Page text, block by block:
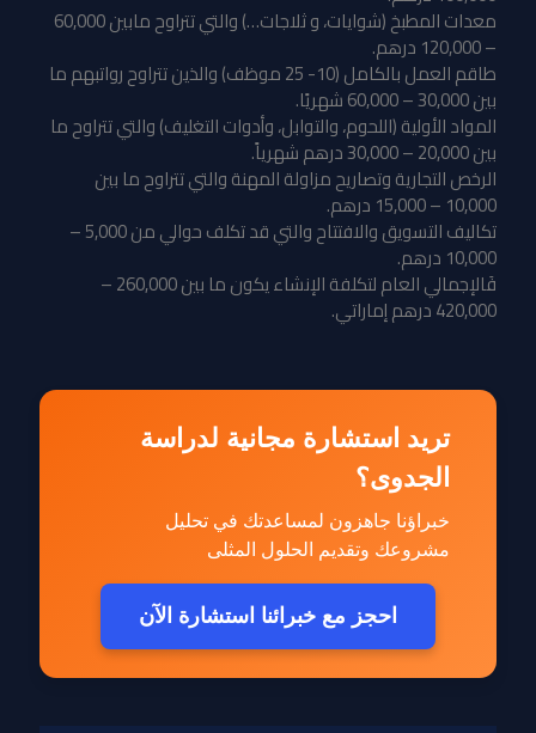
معدات المطبخ (شوايات، و ثلاجات…) والتي تتراوح مابين 60,000
– 120,000 درهم.
طاقم العمل بالكامل (10- 25 موظف) والذين تتراوح رواتبهم ما
بين 30,000 – 60,000 شهريًا.
المواد الأولية (اللحوم، والتوابل، وأدوات التغليف) والتي تتراوح ما
بين 20,000 – 30,000 درهم شهرياً.
الرخص التجارية وتصاريح مزاولة المهنة والتي تتراوح ما بين
10,000 – 15,000 درهم.
تكاليف التسويق والافتتاح والتي قد تكلف حوالي من 5,000 –
10,000 درهم.
فَالإجمالي العام لتكلفة الإنشاء يكون ما بين 260,000 –
420,000 درهم إماراتي.
تريد استشارة مجانية لدراسة
الجدوى؟
خبراؤنا جاهزون لمساعدتك في تحليل
مشروعك وتقديم الحلول المثلى
احجز مع خبرائنا استشارة الآن